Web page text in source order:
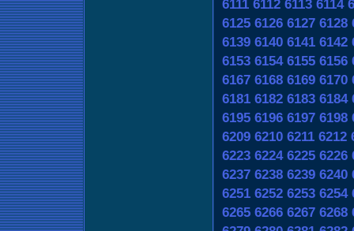
6111 6112 6113 6114
6125 6126 6127 6128
6139 6140 6141 6142
6153 6154 6155 6156
6167 6168 6169 6170
6181 6182 6183 6184
6195 6196 6197 6198
6209 6210 6211 6212
6223 6224 6225 6226
6237 6238 6239 6240
6251 6252 6253 6254
6265 6266 6267 6268